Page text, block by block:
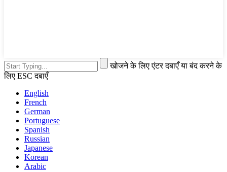
खोजने के लिए एंटर दबाएँ या बंद करने के
लिए ESC दबाएँ
English
French
German
Portuguese
Spanish
Russian
Japanese
Korean
Arabic